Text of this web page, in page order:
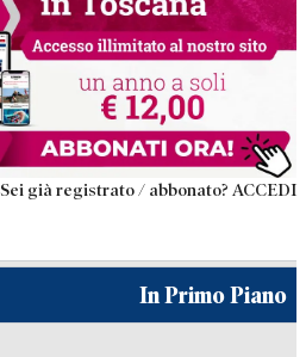
Sei già registrato / abbonato? ACCEDI
In Primo Piano